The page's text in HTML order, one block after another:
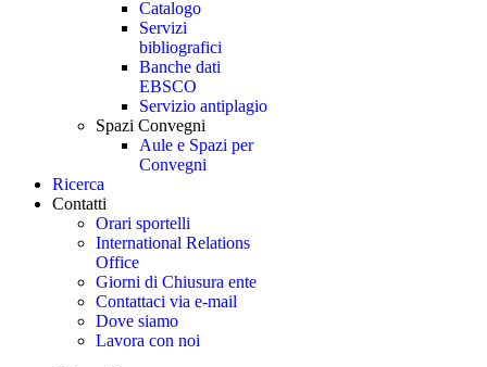
Catalogo
Servizi
bibliografici
Banche dati
EBSCO
Servizio antiplagio
Spazi Convegni
Aule e Spazi per
Convegni
Ricerca
Contatti
Orari sportelli
International Relations
Office
Giorni di Chiusura ente
Contattaci via e-mail
Dove siamo
Lavora con noi